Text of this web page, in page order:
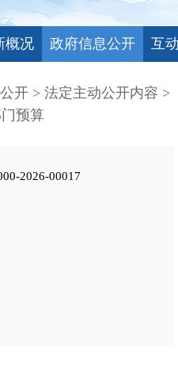
概况 政府信息公开 互
开 > 法定主动公开内容 >
预算
2026-00017